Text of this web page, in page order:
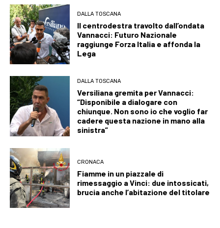
DALLA TOSCANA
Il centrodestra travolto dall’ondata
Vannacci: Futuro Nazionale
raggiunge Forza Italia e affonda la
Lega
DALLA TOSCANA
Versiliana gremita per Vannacci:
“Disponibile a dialogare con
chiunque. Non sono io che voglio far
cadere questa nazione in mano alla
sinistra”
CRONACA
Fiamme in un piazzale di
rimessaggio a Vinci: due intossicati,
brucia anche l’abitazione del titolare